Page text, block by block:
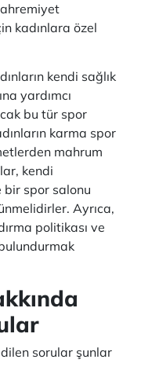
kadınlara özel
kendi sağlık
yardımcı
bu tür spor
karma spor
mahrum
kendi
bir spor salonu
Ayrıca,
politikası ve
sorular şunlar